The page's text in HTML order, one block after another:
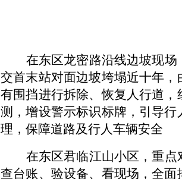
在东区龙密路沿线边坡现
交首末站对面边坡垮塌近十年
有围挡进行拆除、恢复人行道，
测，增设警示标识标牌，引导行
理，保障道路及行人车辆安全
在东区君临江山小区，重
查台账、验设备、看现场，全